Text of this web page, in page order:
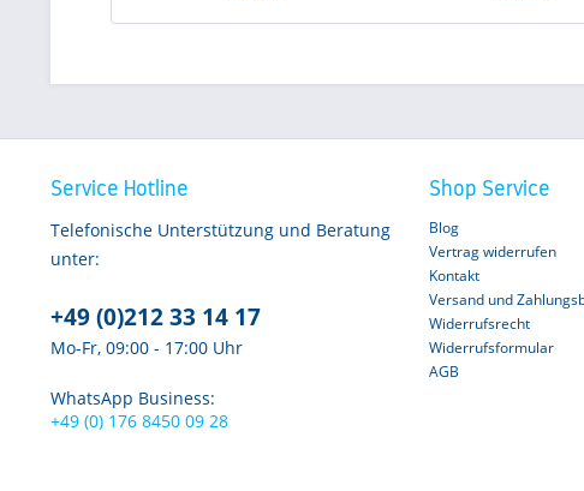
Service Hotline
Telefonische Unterstützung und Beratung
unter:
+49 (0)212 33 14 17
Mo-Fr, 09:00 - 17:00 Uhr
WhatsApp Business:
+49 (0) 176 8450 09 28
Shop Service
Blog
Vertrag widerrufen
Kontakt
Versand und
Widerrufsrecht
Widerrufsformular
AGB